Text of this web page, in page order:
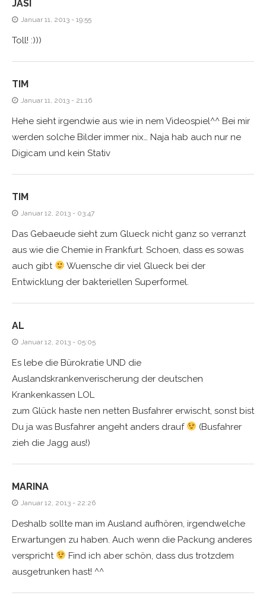
JASI
Januar 11, 2013 - 19:55
Toll! :)))
TIM
Januar 11, 2013 - 21:16
Hehe sieht irgendwie aus wie in nem Videospiel^^ Bei mir
werden solche Bilder immer nix… Naja hab auch nur ne
Digicam und kein Stativ
TIM
Januar 12, 2013 - 03:47
Das Gebaeude sieht zum Glueck nicht ganz so verranzt
aus wie die Chemie in Frankfurt. Schoen, dass es sowas
auch gibt
Wuensche dir viel Glueck bei der
Entwicklung der bakteriellen Superformel.
AL
Januar 12, 2013 - 05:05
Es lebe die Bürokratie UND die
Auslandskrankenverischerung der deutschen
Krankenkassen LOL
zum Glück haste nen netten Busfahrer erwischt, sonst bist
Du ja was Busfahrer angeht anders drauf
(Busfahrer
zieh die Jagg aus!)
MARINA
Januar 12, 2013 - 22:26
Deshalb sollte man im Ausland aufhören, irgendwelche
Erwartungen zu haben. Auch wenn die Packung anderes
verspricht
Find ich aber schön, dass dus trotzdem
ausgetrunken hast! ^^